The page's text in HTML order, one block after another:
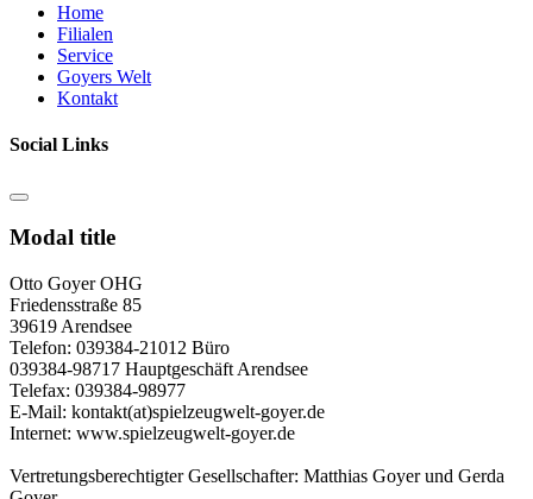
Home
Filialen
Service
Goyers Welt
Kontakt
Social Links
Modal title
Otto Goyer OHG
Friedensstraße 85
39619 Arendsee
Telefon: 039384-21012 Büro
039384-98717 Hauptgeschäft Arendsee
Telefax: 039384-98977
E-Mail: kontakt(at)spielzeugwelt-goyer.de
Internet: www.spielzeugwelt-goyer.de
Vertretungsberechtigter Gesellschafter: Matthias Goyer und Gerda